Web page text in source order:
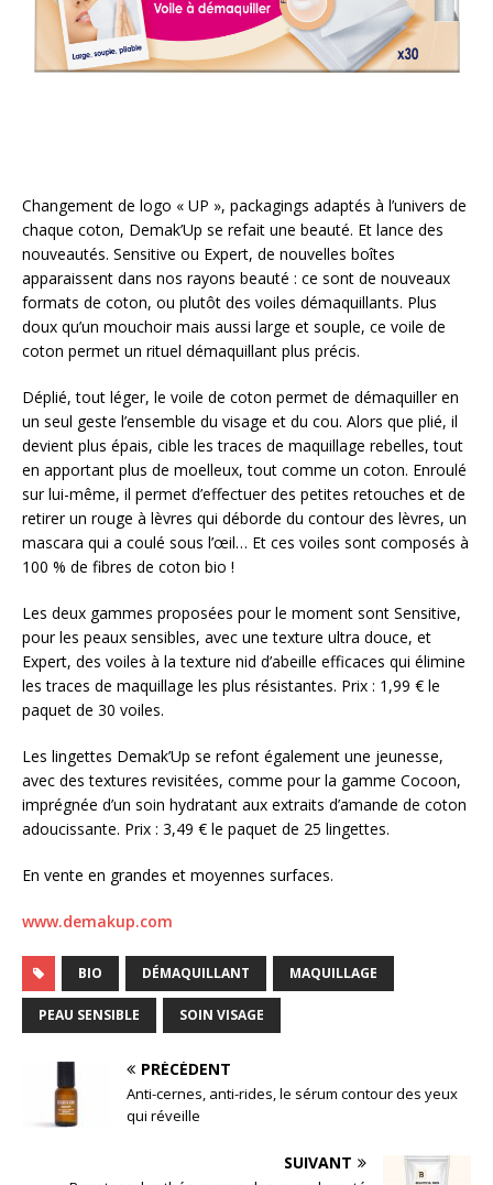
Changement de logo « UP », packagings adaptés à l’univers de
chaque coton, Demak’Up se refait une beauté. Et lance des
nouveautés. Sensitive ou Expert, de nouvelles boîtes
apparaissent dans nos rayons beauté : ce sont de nouveaux
formats de coton, ou plutôt des voiles démaquillants. Plus
doux qu’un mouchoir mais aussi large et souple, ce voile de
coton permet un rituel démaquillant plus précis.
Déplié, tout léger, le voile de coton permet de démaquiller en
un seul geste l’ensemble du visage et du cou. Alors que plié, il
devient plus épais, cible les traces de maquillage rebelles, tout
en apportant plus de moelleux, tout comme un coton. Enroulé
sur lui-même, il permet d’effectuer des petites retouches et de
retirer un rouge à lèvres qui déborde du contour des lèvres, un
mascara qui a coulé sous l’œil… Et ces voiles sont composés à
100 % de fibres de coton bio !
Les deux gammes proposées pour le moment sont Sensitive,
pour les peaux sensibles, avec une texture ultra douce, et
Expert, des voiles à la texture nid d’abeille efficaces qui élimine
les traces de maquillage les plus résistantes. Prix : 1,99 € le
paquet de 30 voiles.
Les lingettes Demak’Up se refont également une jeunesse,
avec des textures revisitées, comme pour la gamme Cocoon,
imprégnée d’un soin hydratant aux extraits d’amande de coton
adoucissante. Prix : 3,49 € le paquet de 25 lingettes.
En vente en grandes et moyennes surfaces.
www.demakup.com
BIO DÉMAQUILLANT MAQUILLAGE
PEAU SENSIBLE SOIN VISAGE
PRÉCÉDENT
Anti-cernes, anti-rides, le sérum contour des yeux
qui réveille
SUIVANT